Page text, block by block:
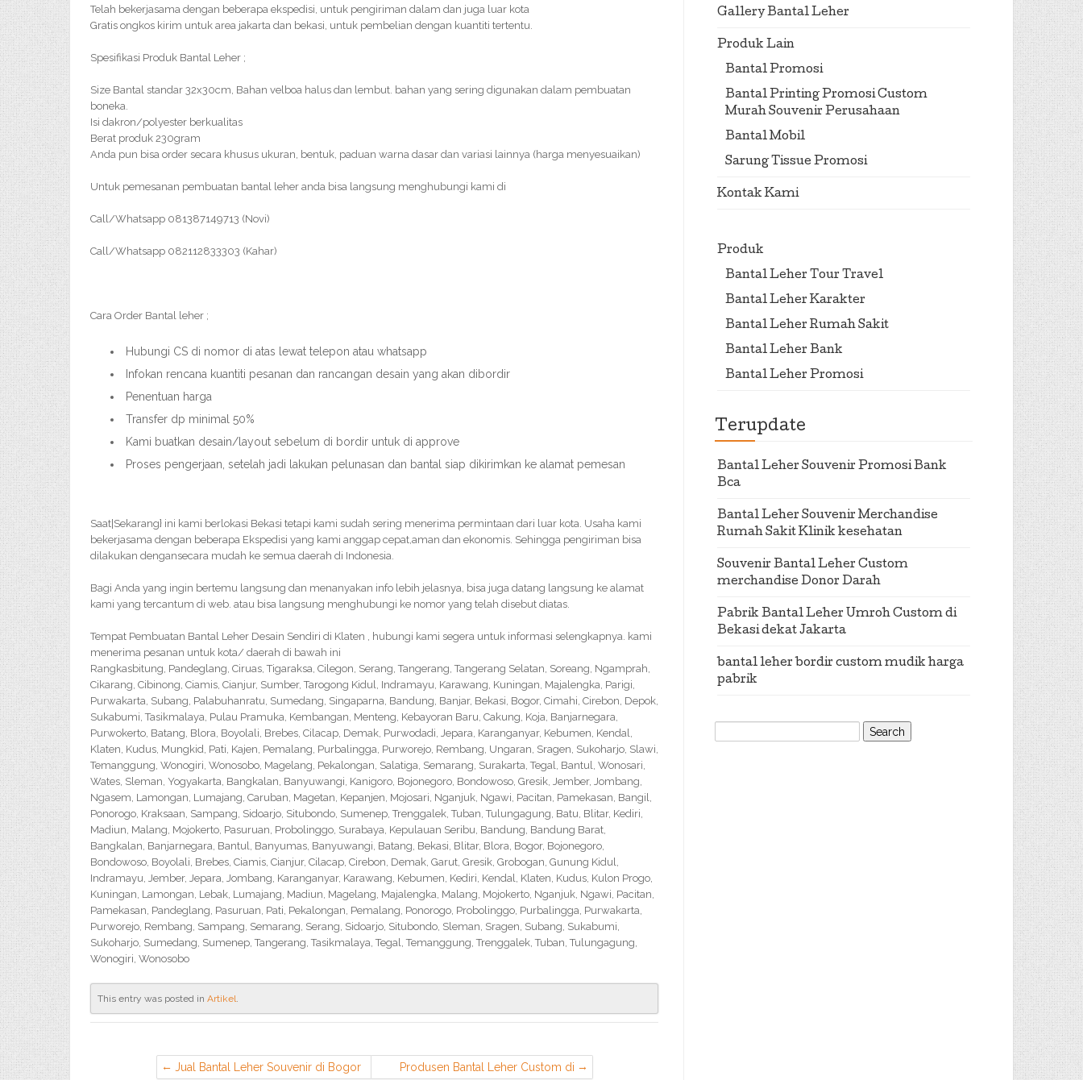
Telah bekerjasama dengan beberapa ekspedisi, untuk pengiriman dalam dan juga luar kota
Gratis ongkos kirim untuk area jakarta dan bekasi, untuk pembelian dengan kuantiti tertentu.
Spesifikasi Produk Bantal Leher ;
Size Bantal standar 32x30cm, Bahan velboa halus dan lembut. bahan yang sering digunakan dalam pembuatan
boneka.
Isi dakron/polyester berkualitas
Berat produk 230gram
Anda pun bisa order secara khusus ukuran, bentuk, paduan warna dasar dan variasi lainnya (harga menyesuaikan)
Untuk pemesanan pembuatan bantal leher anda bisa langsung menghubungi kami di
Call/Whatsapp 081387149713 (Novi)
Call/Whatsapp 082112833303 (Kahar)
Cara Order Bantal leher ;
Hubungi CS di nomor di atas lewat telepon atau whatsapp
Infokan rencana kuantiti pesanan dan rancangan desain yang akan dibordir
Penentuan harga
Transfer dp minimal 50%
Kami buatkan desain/layout sebelum di bordir untuk di approve
Proses pengerjaan, setelah jadi lakukan pelunasan dan bantal siap dikirimkan ke alamat pemesan
Saat|Sekarang} ini kami berlokasi Bekasi tetapi kami sudah sering menerima permintaan dari luar kota. Usaha kami
bekerjasama dengan beberapa Ekspedisi yang kami anggap cepat,aman dan ekonomis. Sehingga pengiriman bisa
dilakukan dengansecara mudah ke semua daerah di Indonesia.
Bagi Anda yang ingin bertemu langsung dan menanyakan info lebih jelasnya, bisa juga datang langsung ke alamat
kami yang tercantum di web. atau bisa langsung menghubungi ke nomor yang telah disebut diatas.
Tempat Pembuatan Bantal Leher Desain Sendiri di Klaten , hubungi kami segera untuk informasi selengkapnya. kami
menerima pesanan untuk kota/ daerah di bawah ini
Rangkasbitung, Pandeglang, Ciruas, Tigaraksa, Cilegon, Serang, Tangerang, Tangerang Selatan, Soreang, Ngamprah,
Cikarang, Cibinong, Ciamis, Cianjur, Sumber, Tarogong Kidul, Indramayu, Karawang, Kuningan, Majalengka, Parigi,
Purwakarta, Subang, Palabuhanratu, Sumedang, Singaparna, Bandung, Banjar, Bekasi, Bogor, Cimahi, Cirebon, Depok,
Sukabumi, Tasikmalaya, Pulau Pramuka, Kembangan, Menteng, Kebayoran Baru, Cakung, Koja, Banjarnegara,
Purwokerto, Batang, Blora, Boyolali, Brebes, Cilacap, Demak, Purwodadi, Jepara, Karanganyar, Kebumen, Kendal,
Klaten, Kudus, Mungkid, Pati, Kajen, Pemalang, Purbalingga, Purworejo, Rembang, Ungaran, Sragen, Sukoharjo, Slawi,
Temanggung, Wonogiri, Wonosobo, Magelang, Pekalongan, Salatiga, Semarang, Surakarta, Tegal, Bantul, Wonosari,
Wates, Sleman, Yogyakarta, Bangkalan, Banyuwangi, Kanigoro, Bojonegoro, Bondowoso, Gresik, Jember, Jombang,
Ngasem, Lamongan, Lumajang, Caruban, Magetan, Kepanjen, Mojosari, Nganjuk, Ngawi, Pacitan, Pamekasan, Bangil,
Ponorogo, Kraksaan, Sampang, Sidoarjo, Situbondo, Sumenep, Trenggalek, Tuban, Tulungagung, Batu, Blitar, Kediri,
Madiun, Malang, Mojokerto, Pasuruan, Probolinggo, Surabaya, Kepulauan Seribu, Bandung, Bandung Barat,
Bangkalan, Banjarnegara, Bantul, Banyumas, Banyuwangi, Batang, Bekasi, Blitar, Blora, Bogor, Bojonegoro,
Bondowoso, Boyolali, Brebes, Ciamis, Cianjur, Cilacap, Cirebon, Demak, Garut, Gresik, Grobogan, Gunung Kidul,
Indramayu, Jember, Jepara, Jombang, Karanganyar, Karawang, Kebumen, Kediri, Kendal, Klaten, Kudus, Kulon Progo,
Kuningan, Lamongan, Lebak, Lumajang, Madiun, Magelang, Majalengka, Malang, Mojokerto, Nganjuk, Ngawi, Pacitan,
Pamekasan, Pandeglang, Pasuruan, Pati, Pekalongan, Pemalang, Ponorogo, Probolinggo, Purbalingga, Purwakarta,
Purworejo, Rembang, Sampang, Semarang, Serang, Sidoarjo, Situbondo, Sleman, Sragen, Subang, Sukabumi,
Sukoharjo, Sumedang, Sumenep, Tangerang, Tasikmalaya, Tegal, Temanggung, Trenggalek, Tuban, Tulungagung,
Wonogiri, Wonosobo
This entry was posted in Artikel.
Jual Bantal Leher Souvenir di Bogor
Produsen Bantal Leher Custom di
Gallery Bantal Leher
Produk Lain
Bantal Promosi
Bantal Printing Promosi Custom
Murah Souvenir Perusahaan
Bantal Mobil
Sarung Tissue Promosi
Kontak Kami
Produk
Bantal Leher Tour Travel
Bantal Leher Karakter
Bantal Leher Rumah Sakit
Bantal Leher Bank
Bantal Leher Promosi
Terupdate
Bantal Leher Souvenir Promosi Bank
Bca
Bantal Leher Souvenir Merchandise
Rumah Sakit Klinik kesehatan
Souvenir Bantal Leher Custom
merchandise Donor Darah
Pabrik Bantal Leher Umroh Custom di
Bekasi dekat Jakarta
bantal leher bordir custom mudik harga
pabrik
Search
for: